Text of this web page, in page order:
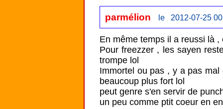
parmélion le 2012-07-25
En même temps il a reussi là
Pour freezzer , les sayen
trompe lol
Immortel ou pas , y a pas
beaucoup plus fort lol
peut genre s'en servir de
un peu comme ptit coeur en